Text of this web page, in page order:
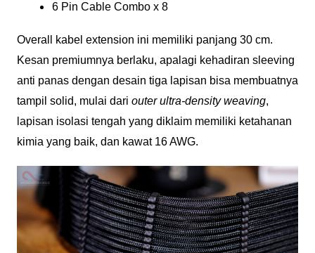
6 Pin Cable Combo x 8
Overall kabel extension ini memiliki panjang 30 cm.
Kesan premiumnya berlaku, apalagi kehadiran sleeving
anti panas dengan desain tiga lapisan bisa membuatnya
tampil solid, mulai dari outer ultra-density weaving,
lapisan isolasi tengah yang diklaim memiliki ketahanan
kimia yang baik, dan kawat 16 AWG.